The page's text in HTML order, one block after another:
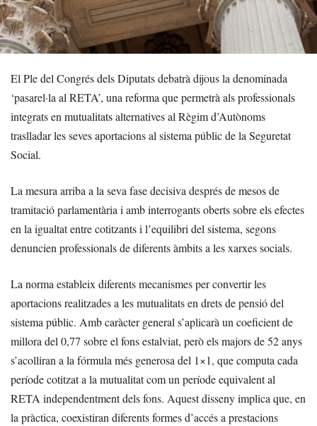
El Ple del Congrés dels Diputats debatrà dijous la denominada
‘pasarel·la al RETA’, una reforma que permetrà als professionals
integrats en mutualitats alternatives al Règim d’Autònoms
traslladar les seves aportacions al sistema públic de la Seguretat
Social.
La mesura arriba a la seva fase decisiva després de mesos de
tramitació parlamentària i amb interrogants oberts sobre els efectes
en la igualtat entre cotitzants i l’equilibri del sistema, segons
denuncien professionals de diferents àmbits a les xarxes socials.
La norma estableix diferents mecanismes per convertir les
aportacions realitzades a les mutualitats en drets de pensió del
sistema públic. Amb caràcter general s’aplicarà un coeficient de
millora del 0,77 sobre el fons estalviat, però els majors de 52 anys
s’acolliran a la fórmula més generosa del 1×1, que computa cada
període cotitzat a la mutualitat com un període equivalent al
RETA independentment dels fons. Aquest disseny implica que, en
la pràctica, coexistiran diferents formes d’accés a prestacions